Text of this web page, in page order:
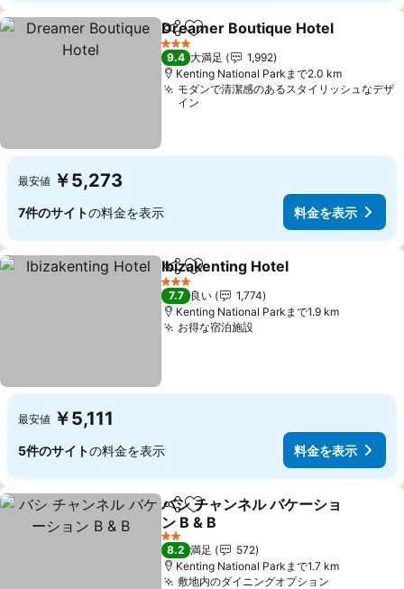
シェアお気に入りに追加
Dreamer Boutique Hotel
3 ホテルのランク
9.4 大満足
1,992
Kenting National Parkまで2.0 km
モダンで清潔感のあるスタイリッシュなデザ
イン
最安値 ￥5,273
7件のサイトの料金を表示 料金を表示
シェアお気に入りに追加
Ibizakenting Hotel
3 ホテルのランク
7.7 良い
1,774
Kenting National Parkまで1.9 km
お得な宿泊施設
最安値 ￥5,111
5件のサイトの料金を表示 料金を表示
シェアお気に入りに追加
バシ チャンネル バケーショ
ン B & B
2 ホテルのランク
8.2 満足
572
Kenting National Parkまで1.7 km
敷地内のダイニングオプション